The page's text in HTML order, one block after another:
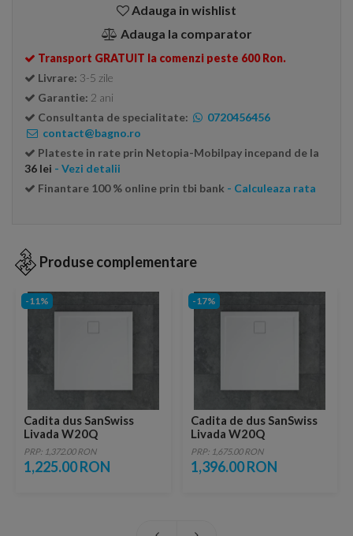
Adauga in wishlist
Adauga la comparator
Transport GRATUIT la comenzi peste 600 Ron.
Livrare: 3-5 zile
Garantie: 2 ani
Consultanta de specialitate:
0720456456
contact@bagno.ro
Plateste in rate prin Netopia-Mobilpay incepand de la
36 lei - Vezi detalii
Finantare 100 % online prin tbi bank - Calculeaza rata
Produse complementare
-11%
Cadita dus SanSwiss
Livada W20Q
80x80xH3,5 cm marmura
sintetica alba
PRP: 1,372.00 RON
1,225.00 RON
-17%
Cadita de dus SanSwiss
Livada W20Q
90x90xH3,5 cm marmura
sintetica alba
PRP: 1,675.00 RON
1,396.00 RON